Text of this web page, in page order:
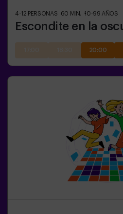
4-12 PERSONAS 60 MIN. 10-99 AÑOS
Escondite en la
20:00